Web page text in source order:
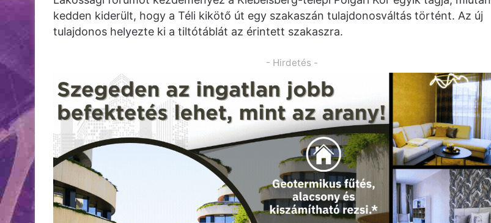
kedden kiderült, hogy a Téli kikötő út egy szakaszán tulajdonosváltás történt. Az új
tulajdonos helyezte ki a tiltótáblát az érintett szakaszra.
- Hirdetés -